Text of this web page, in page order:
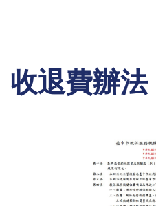
收退費辦法